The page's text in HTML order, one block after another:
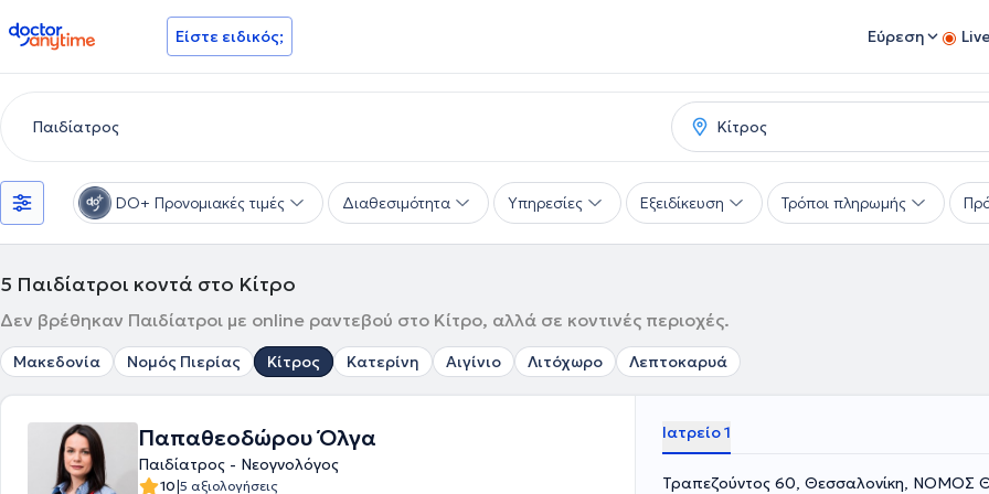
doctoranytime Είστε ειδικός; Εύρεση
DO+ Προνομιακές τιμές Διαθεσιμότητα Υπηρεσίες Εξειδίκευση Τρόποι πληρωμής
5 Παιδίατροι κοντά στο Κίτρο
Δεν βρέθηκαν Παιδίατροι με online ραντεβού στο Κίτρο, αλλά σε κοντινές περιοχές.
Μακεδονία Νομός Πιερίας Κίτρος Κατερίνη Αιγίνιο Λιτόχωρο Λεπτοκαρυά
Παπαθεοδώρου Όλγα
Παιδίατρος - Νεογνολόγος
10|5 αξιολογήσεις
Ιατρείο 1
Τραπεζούντος 60, Θεσσαλονίκη, ΝΟΜΟΣ